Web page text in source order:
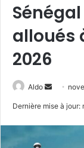
alloués
2026
Aldo
Envoyer
Dernière mise à jour: